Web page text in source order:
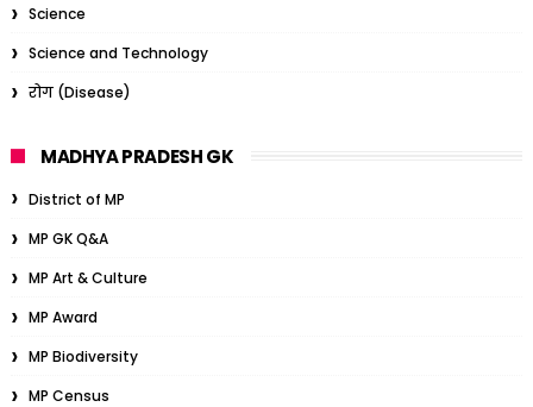
Science
Science and Technology
रोग (Disease)
MADHYA PRADESH GK
District of MP
MP GK Q&A
MP Art & Culture
MP Award
MP Biodiversity
MP Census